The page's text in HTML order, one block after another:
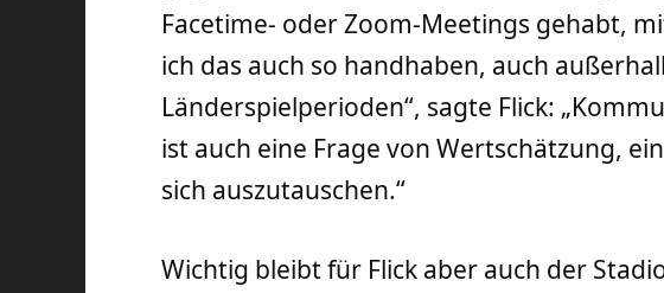
Facetime- oder Zoom-Meetings gehabt,
ich das auch so handhaben, auch
Länderspielperioden“, sagte Flick:
ist auch eine Frage von Wertschätzung,
sich auszutauschen.“
Wichtig bleibt für Flick aber auch der